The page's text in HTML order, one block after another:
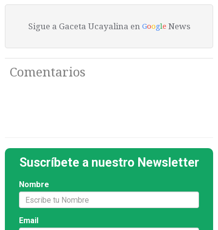
Sigue a Gaceta Ucayalina en Google News
Comentarios
Suscríbete a nuestro Newsletter
Nombre
Email